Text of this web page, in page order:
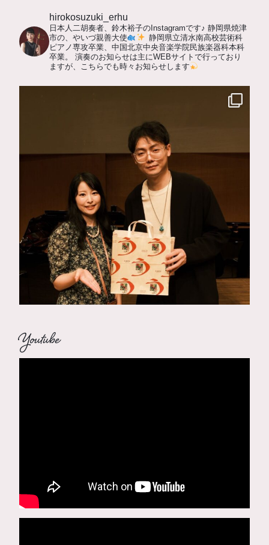
hirokosuzuki_erhu
日本人二胡奏者、鈴木裕子のInstagramです♪ 静岡県焼津
市の、やいづ親善大使
静岡県立清水南高校芸術科
ピアノ専攻卒業、中国北京中央音楽学院民族楽器科本科
卒業。
演奏のお知らせは主にWEBサイトで行っており
ますが、こちらでも時々お知らせします
Youtube